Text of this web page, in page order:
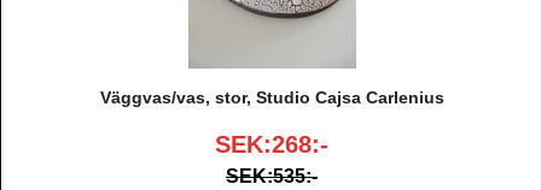
Väggvas/vas, stor, Studio Cajsa Carlenius
SEK:268:-
SEK:535:-